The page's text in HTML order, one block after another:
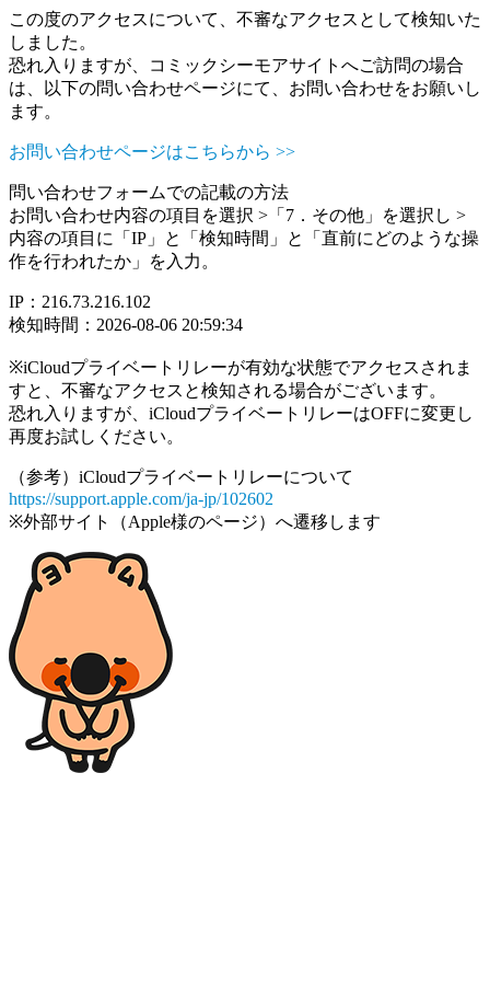
この度のアクセスについて、不審なアクセスとして検知いた
しました。
恐れ入りますが、コミックシーモアサイトへご訪問の場合
は、以下の問い合わせページにて、お問い合わせをお願いし
ます。
お問い合わせページはこちらから >>
問い合わせフォームでの記載の方法
お問い合わせ内容の項目を選択 >「7．その他」を選択し >
内容の項目に「IP」と「検知時間」と「直前にどのような操
作を行われたか」を入力。
IP：216.73.216.102
検知時間：2026-08-06 20:59:34
※iCloudプライベートリレーが有効な状態でアクセスされま
すと、不審なアクセスと検知される場合がございます。
恐れ入りますが、iCloudプライベートリレーはOFFに変更し
再度お試しください。
（参考）iCloudプライベートリレーについて
https://support.apple.com/ja-jp/102602
※外部サイト（Apple様のページ）へ遷移します